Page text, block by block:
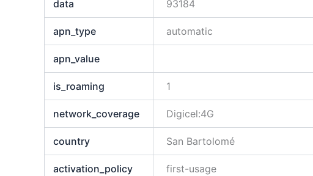
data 93184
apn_type automatic
apn_value
is_roaming 1
network_coverage Digicel:4G
country San Bartolomé
activation_policy first-usage